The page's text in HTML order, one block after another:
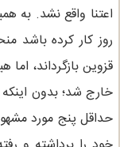
اعتنا واقع نشد. به
روز کار کرده باشد
قزوین بازگرداند،
خارج شد؛ بدون
حداقل پنج مورد